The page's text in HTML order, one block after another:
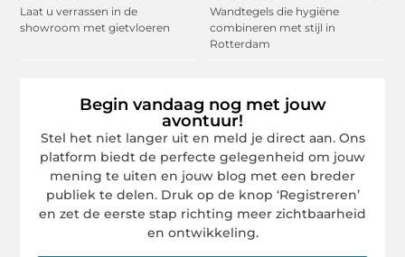
Laat u verrassen in de
showroom met gietvloeren
Wandtegels die hygiëne
combineren met stijl in
Rotterdam
Begin vandaag nog met jouw
avontuur!
Stel het niet langer uit en meld je direct aan. Ons
platform biedt de perfecte gelegenheid om jouw
mening te uiten en jouw blog met een breder
publiek te delen. Druk op de knop ‘Registreren’
en zet de eerste stap richting meer zichtbaarheid
en ontwikkeling.